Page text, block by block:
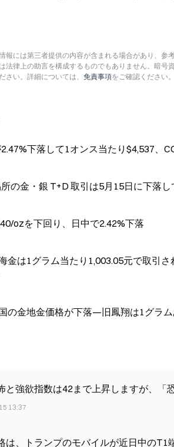
報には第三者提供の内容が含まれる場合があり、
法律上の助言を構成するものでもありません。暗
さい。詳細については、 免責事項をご確認ください。
下落して1オンス当たり$4,537、
の金・銀 T+D 取引は5月15日に下落し
ozを下回り、日中で2.42%下落
金は1グラム当たり1,003.05元で取引
の金地金価格が下落—旧鳳翔は1グラ
と強欲指数は42まで上昇しますが、「
13:37
は、トランプのモバイルが近日中のT1